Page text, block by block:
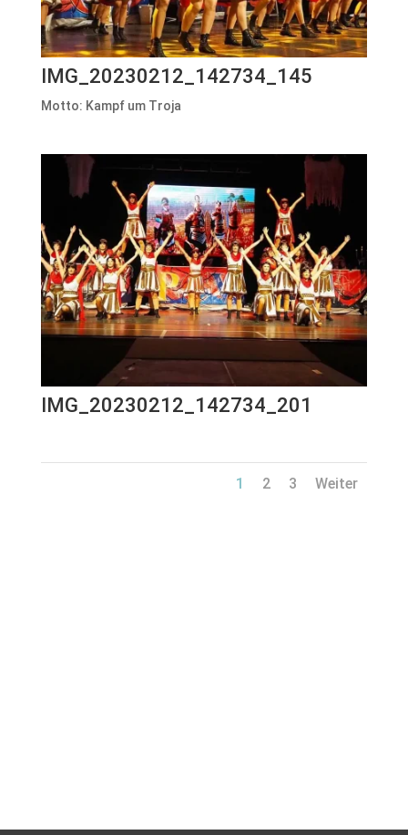
IMG_20230212_142734_145
Motto: Kampf um Troja
IMG_20230212_142734_201
1 2 3 Weiter